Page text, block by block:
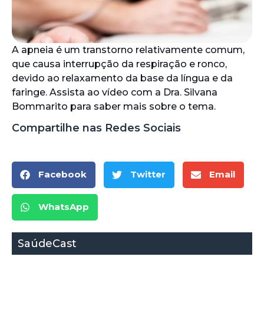
A apneia é um transtorno relativamente comum,
que causa interrupção da respiração e ronco,
devido ao relaxamento da base da língua e da
faringe. Assista ao vídeo com a Dra. Silvana
Bommarito para saber mais sobre o tema.
Compartilhe nas Redes Sociais
Facebook Twitter Email
WhatsApp
SaúdeCast